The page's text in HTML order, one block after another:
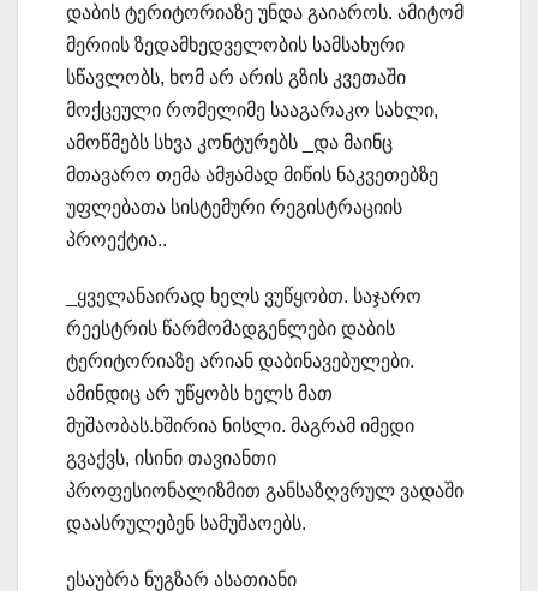
დაბის ტერიტორიაზე უნდა გაიაროს. ამიტომ
მერიის ზედამხედველობის სამსახური
სწავლობს, ხომ არ არის გზის კვეთაში
მოქცეული რომელიმე სააგარაკო სახლი,
ამოწმებს სხვა კონტურებს _და მაინც
მთავარო თემა ამჟამად მიწის ნაკვეთებზე
უფლებათა სისტემური რეგისტრაციის
პროექტია..
_ყველანაირად ხელს ვუწყობთ. საჯარო
რეესტრის წარმომადგენლები დაბის
ტერიტორიაზე არიან დაბინავებულები.
ამინდიც არ უწყობს ხელს მათ
მუშაობას.ხშირია ნისლი. მაგრამ იმედი
გვაქვს, ისინი თავიანთი
პროფესიონალიზმით განსაზღვრულ ვადაში
დაასრულებენ სამუშაოებს.
ესაუბრა ნუგზარ ასათიანი